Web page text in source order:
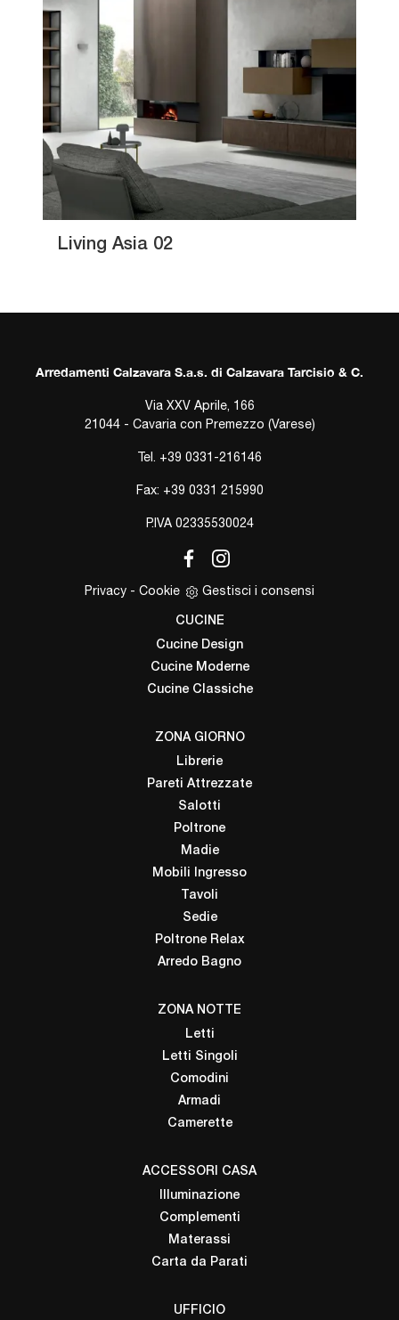
Living Asia 02
Arredamenti Calzavara S.a.s. di Calzavara Tarcisio & C.
Via XXV Aprile, 166
21044 - Cavaria con Premezzo (Varese)
Tel. +39 0331-216146
Fax: +39 0331 215990
P.IVA 02335530024
Privacy - Cookie Gestisci i consensi
CUCINE
Cucine Design
Cucine Moderne
Cucine Classiche
ZONA GIORNO
Librerie
Pareti Attrezzate
Salotti
Poltrone
Madie
Mobili Ingresso
Tavoli
Sedie
Poltrone Relax
Arredo Bagno
ZONA NOTTE
Letti
Letti Singoli
Comodini
Armadi
Camerette
ACCESSORI CASA
Illuminazione
Complementi
Materassi
Carta da Parati
UFFICIO